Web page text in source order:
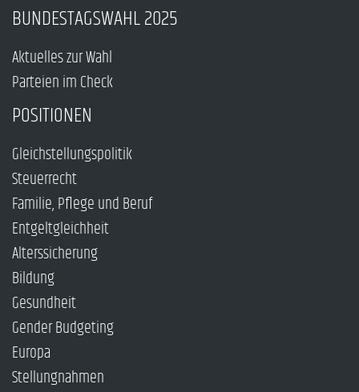
BUNDESTAGSWAHL 2025
Aktuelles zur Wahl
Parteien im Check
POSITIONEN
Gleichstellungspolitik
Steuerrecht
Familie, Pflege und Beruf
Entgeltgleichheit
Alterssicherung
Bildung
Gesundheit
Gender Budgeting
Europa
Stellungnahmen